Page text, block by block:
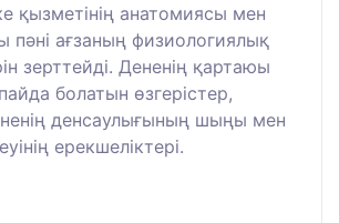
қызметінің анатомиясы мен
пәні ағзаның физиологиялық
зерттейді. Дененің қартаюы
болатын өзгерістер,
денсаулығының шыңы мен
ерекшеліктері.